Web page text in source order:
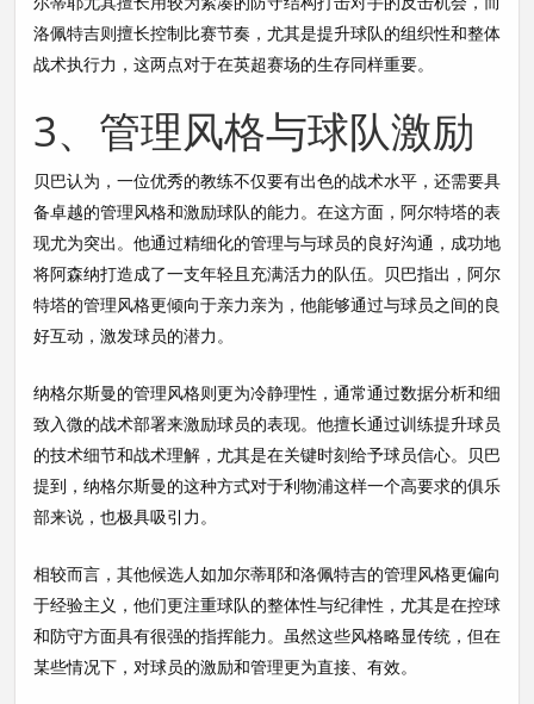
洛佩特吉则擅长控制比赛节奏，尤其是提升球队的组织性和整体
战术执行力，这两点对于在英超赛场的生存同样重要。
3、管理风格与球队激励
贝巴认为，一位优秀的教练不仅要有出色的战术水平，还需要具
备卓越的管理风格和激励球队的能力。在这方面，阿尔特塔的表
现尤为突出。他通过精细化的管理与与球员的良好沟通，成功地
将阿森纳打造成了一支年轻且充满活力的队伍。贝巴指出，阿尔
特塔的管理风格更倾向于亲力亲为，他能够通过与球员之间的良
好互动，激发球员的潜力。
纳格尔斯曼的管理风格则更为冷静理性，通常通过数据分析和细
致入微的战术部署来激励球员的表现。他擅长通过训练提升球员
的技术细节和战术理解，尤其是在关键时刻给予球员信心。贝巴
提到，纳格尔斯曼的这种方式对于利物浦这样一个高要求的俱乐
部来说，也极具吸引力。
相较而言，其他候选人如加尔蒂耶和洛佩特吉的管理风格更偏向
于经验主义，他们更注重球队的整体性与纪律性，尤其是在控球
和防守方面具有很强的指挥能力。虽然这些风格略显传统，但在
某些情况下，对球员的激励和管理更为直接、有效。